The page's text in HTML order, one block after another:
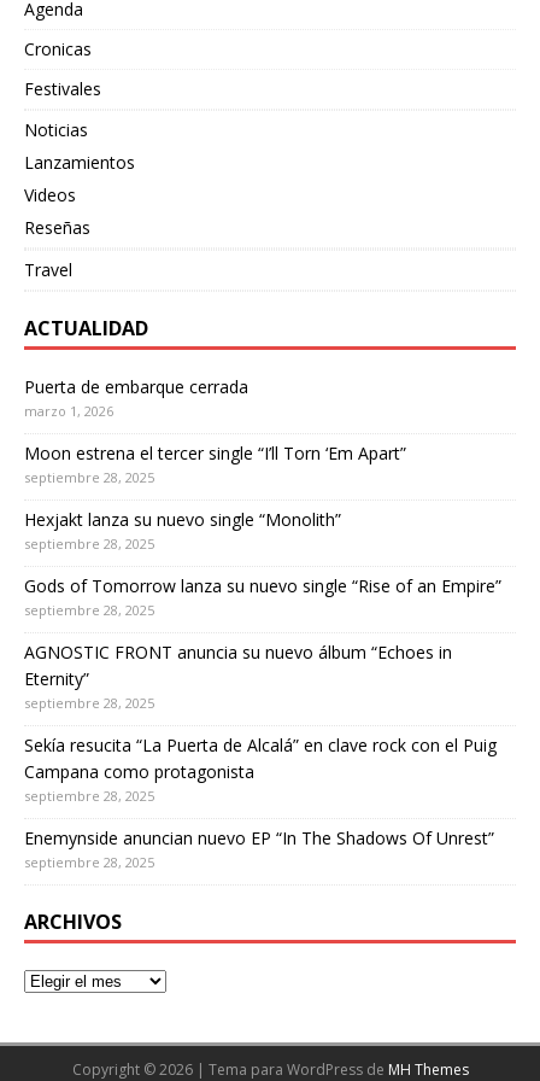
Agenda
Cronicas
Festivales
Noticias
Lanzamientos
Videos
Reseñas
Travel
ACTUALIDAD
Puerta de embarque cerrada
marzo 1, 2026
Moon estrena el tercer single “I’ll Torn ‘Em Apart”
septiembre 28, 2025
Hexjakt lanza su nuevo single “Monolith”
septiembre 28, 2025
Gods of Tomorrow lanza su nuevo single “Rise of an Empire”
septiembre 28, 2025
AGNOSTIC FRONT anuncia su nuevo álbum “Echoes in
Eternity”
septiembre 28, 2025
Sekía resucita “La Puerta de Alcalá” en clave rock con el Puig
Campana como protagonista
septiembre 28, 2025
Enemynside anuncian nuevo EP “In The Shadows Of Unrest”
septiembre 28, 2025
ARCHIVOS
Copyright © 2026 | Tema para WordPress de MH Themes